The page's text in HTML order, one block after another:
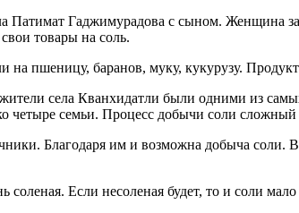
Патимат Гаджимурадова с сыном. Женщина
товары на соль.
пшеницу, баранов, муку, кукурузу.
села Кванхидатли были одними из
четыре семьи. Процесс добычи соли сложный
Благодаря им и возможна добыча
соленая. Если несоленая будет, то и соли